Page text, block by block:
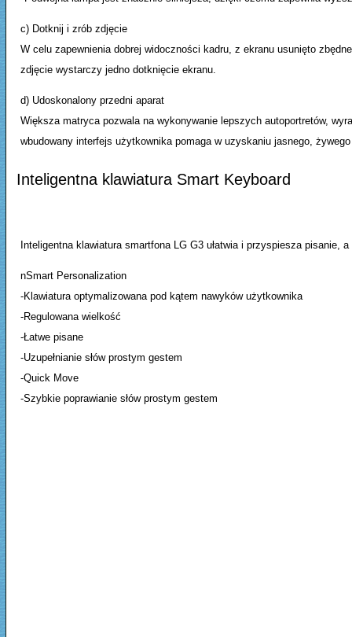
c) Dotknij i zrób zdjęcie
W celu zapewnienia dobrej widoczności kadru, z ekranu usunięto
zdjęcie wystarczy jedno dotknięcie ekranu.
d) Udoskonalony przedni aparat
Większa matryca pozwala na wykonywanie lepszych autoportretów,
wbudowany interfejs użytkownika pomaga w uzyskaniu jasnego,
Inteligentna klawiatura Smart Keyboard
Inteligentna klawiatura smartfona LG G3 ułatwia i przyspiesza pisanie,
nSmart Personalization
-Klawiatura optymalizowana pod kątem nawyków użytkownika
-Regulowana wielkość
-Łatwe pisane
-Uzupełnianie słów prostym gestem
-Quick Move
-Szybkie poprawianie słów prostym gestem